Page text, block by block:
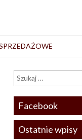
Facebook
Ostatnie wpisy